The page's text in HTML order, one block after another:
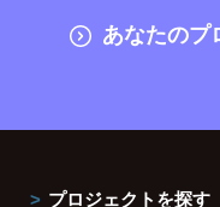
あなたのプ
プロジェクトを探す